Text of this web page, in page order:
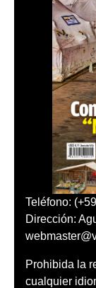
Teléfono:
Dirección:
Prohibida la
cualquier